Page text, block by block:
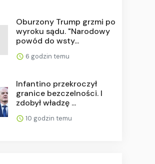
Oburzony Trump grzmi po
wyroku sądu. "Narodowy
powód do wsty...
6 godzin temu
Infantino przekroczył
granice bezczelności. I
zdobył władzę ...
10 godzin temu